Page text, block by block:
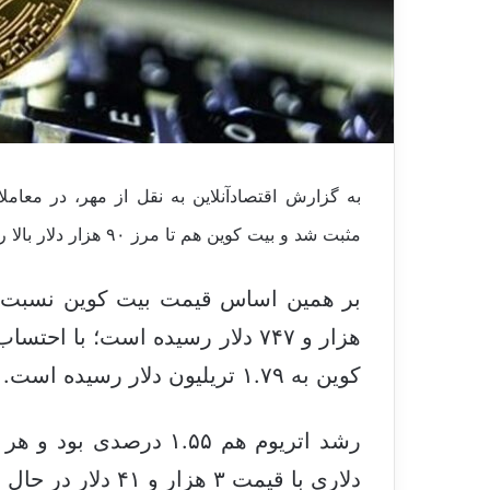
به گزارش اقتصادآنلاین به نقل از مهر، در
مثبت شد و بیت کوین هم تا مرز ۹۰ هزار دلار بالا رفت.
هزار و ۷۴۷ دلار رسیده است؛
کوین به ۱.۷۹ تریلیون دلار رسیده است.
دلاری با قیمت ۳ هزار و ۴۱ دلار در حال معامله است.